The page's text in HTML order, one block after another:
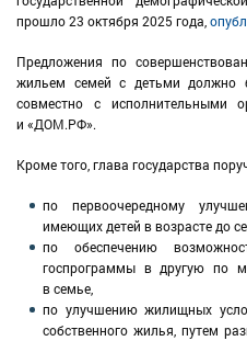
прошло 23 октября 2025 года,
Предложения по
жильем семей с детьми должно
совместно с исполнительными
и «ДОМ.РФ».
Кроме того, глава государства
по первоочередному
имеющих детей в возрасте до
по обеспечению
госпрограммы в другую по
в семье,
по улучшению жилищных
собственного жилья, путем